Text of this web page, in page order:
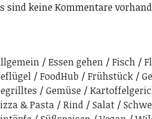
sind keine Kommentare
Essen gehen Fisch
FoodHub Frühstück
Gemüse
& Pasta
Rind Salat